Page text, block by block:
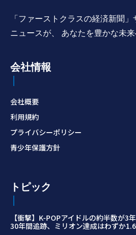
「ファーストクラスの経済新聞
ニュースが、 あなたを豊かな未来
会社情報
会社概要
利用規約
プライバシーポリシー
青少年保護方針
トピック
【衝撃】K-POPアイドルの約半数が
30年間追跡、ミリオン達成はわずか